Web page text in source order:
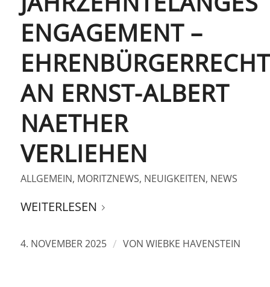
ENGAGEMENT –
EHRENBÜRGERRECHT
AN ERNST-ALBERT
NAETHER
VERLIEHEN
ALLGEMEIN, MORITZNEWS, NEUIGKEITEN, NEWS
WEITERLESEN
4. NOVEMBER 2025 / VON WIEBKE HAVENSTEIN